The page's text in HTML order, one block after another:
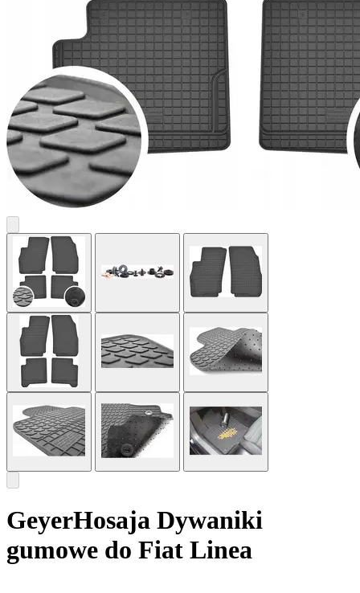
GeyerHosaja Dywaniki
gumowe do Fiat Linea